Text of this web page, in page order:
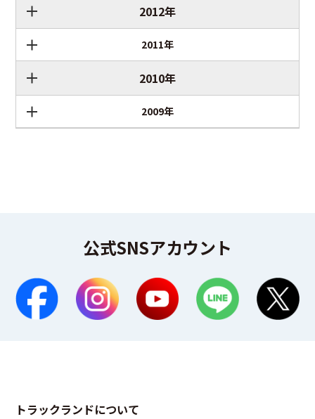
2012年
2011年
2010年
2009年
公式SNSアカウント
トラックランドについて